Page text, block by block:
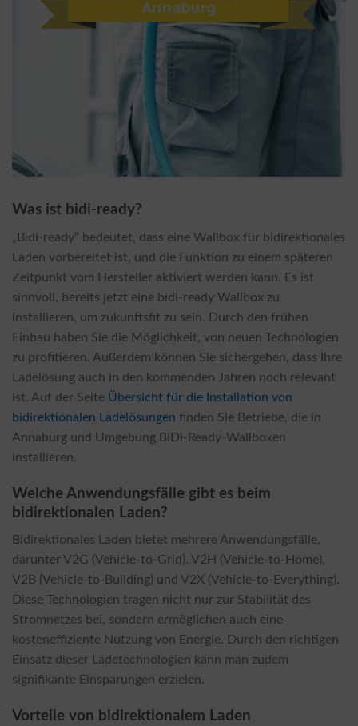
Was ist bidi-ready?
„Bidi-ready“ bedeutet, dass eine Wallbox für bidirektionales
Laden vorbereitet ist, und die Funktion zu einem späteren
Zeitpunkt vom Hersteller aktiviert werden kann. Es ist
sinnvoll, bereits jetzt eine bidi-ready Wallbox zu
installieren, um zukunftsfit zu sein. Durch den frühen
Einbau haben Sie die Möglichkeit, von neuen Technologien
zu profitieren. Außerdem können Sie sichergehen, dass Ihre
Ladelösung auch in den kommenden Jahren noch relevant
ist. Auf der Seite Übersicht für die Installation von
bidirektionalen Ladelösungen finden Sie Betriebe, die in
Annaburg und Umgebung BiDi-Ready-Wallboxen
installieren.
Welche Anwendungsfälle gibt es beim
bidirektionalen Laden?
Bidirektionales Laden bietet mehrere Anwendungsfälle,
darunter V2G (Vehicle-to-Grid), V2H (Vehicle-to-Home),
V2B (Vehicle-to-Building) und V2X (Vehicle-to-Everything).
Diese Technologien tragen nicht nur zur Stabilität des
Stromnetzes bei, sondern ermöglichen auch eine
kosteneffiziente Nutzung von Energie. Durch den richtigen
Einsatz dieser Ladetechnologien kann man zudem
signifikante Einsparungen erzielen.
Vorteile von bidirektionalem Laden